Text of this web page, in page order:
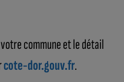
commune et le détail
cote-dor.gouv.fr.